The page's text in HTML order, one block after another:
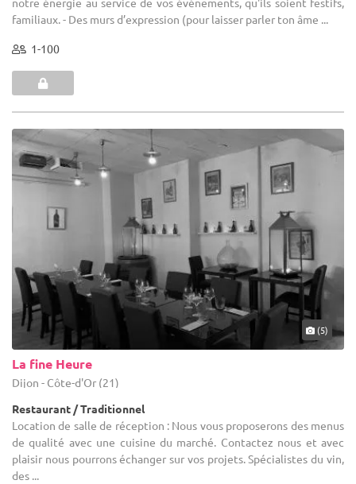
familiaux. - Des murs d’expression (pour laisser parler ton âme ...
1-100
(5)
La fine Heure
Dijon - Côte-d'Or (21)
Restaurant / Traditionnel
Location de salle de réception : Nous vous proposerons des menus
de qualité avec une cuisine du marché. Contactez nous et avec
plaisir nous pourrons échanger sur vos projets. Spécialistes du vin,
des ...